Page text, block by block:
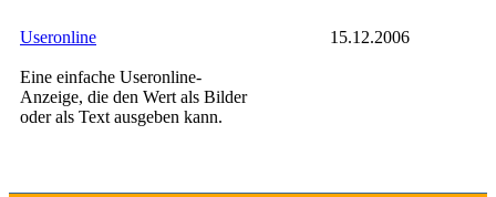
Useronline
Eine einfache Useronline-
Anzeige, die den Wert als Bilder
oder als Text ausgeben kann.
15.12.2006